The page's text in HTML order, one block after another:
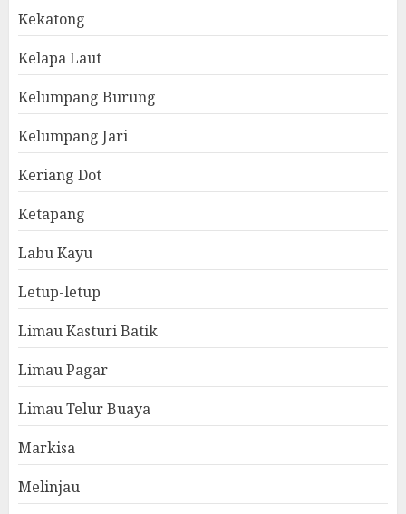
Kekatong
Kelapa Laut
Kelumpang Burung
Kelumpang Jari
Keriang Dot
Ketapang
Labu Kayu
Letup-letup
Limau Kasturi Batik
Limau Pagar
Limau Telur Buaya
Markisa
Melinjau